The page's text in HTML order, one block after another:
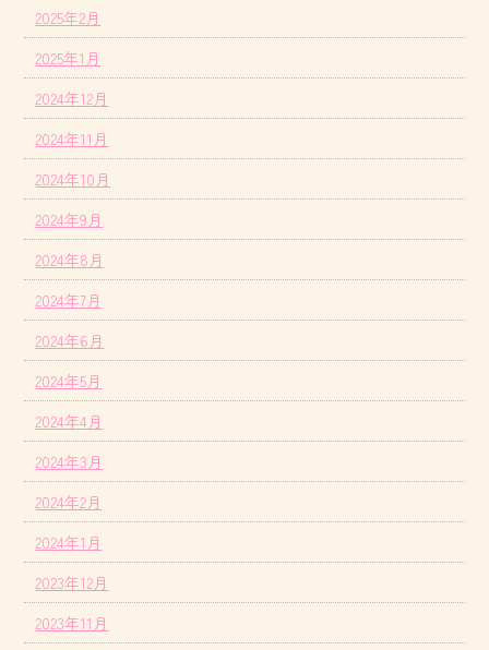
2025年2月
2025年1月
2024年12月
2024年11月
2024年10月
2024年9月
2024年8月
2024年7月
2024年6月
2024年5月
2024年4月
2024年3月
2024年2月
2024年1月
2023年12月
2023年11月